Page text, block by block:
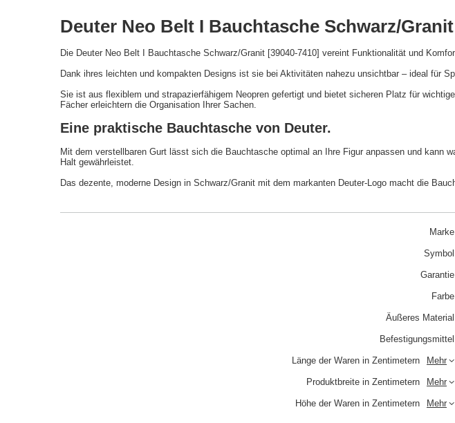
Deuter Neo Belt I Bauchtasche Schwarz/Granit
Die Deuter Neo Belt I Bauchtasche Schwarz/Granit [39040-7410] vereint Funktionalität und
Dank ihres leichten und kompakten Designs ist sie bei Aktivitäten nahezu unsichtbar – ideal für
Sie ist aus flexiblem und strapazierfähigem Neopren gefertigt und bietet sicheren Platz für
Fächer erleichtern die Organisation Ihrer Sachen.
Eine praktische Bauchtasche von Deuter.
Mit dem verstellbaren Gurt lässt sich die Bauchtasche optimal an Ihre Figur anpassen und kann
Halt gewährleistet.
Das dezente, moderne Design in Schwarz/Granit mit dem markanten Deuter-Logo macht die
Marke
Symbol
Garantie
Farbe
Äußeres Material
Befestigungsmittel
Länge der Waren in Zentimetern Mehr
Produktbreite in Zentimetern Mehr
Höhe der Waren in Zentimetern Mehr